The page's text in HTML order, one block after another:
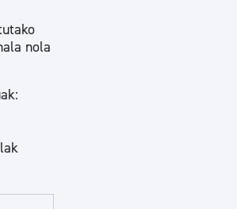
nola